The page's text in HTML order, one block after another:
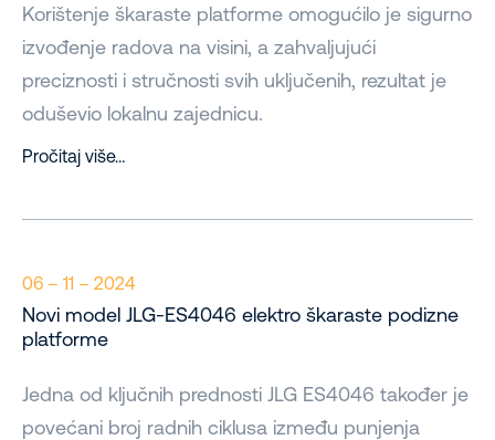
Korištenje škaraste platforme omogućilo je sigurno
izvođenje radova na visini, a zahvaljujući
preciznosti i stručnosti svih uključenih, rezultat je
oduševio lokalnu zajednicu.
Pročitaj više…
06 – 11 – 2024
Novi model JLG-ES4046 elektro škaraste podizne
platforme
Jedna od ključnih prednosti JLG ES4046 također je
povećani broj radnih ciklusa između punjenja